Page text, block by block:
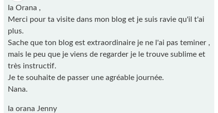
Ia Orana ,
Merci pour ta visite dans mon blog et je suis ravie qu'il t'ai
plus.
Sache que ton blog est extraordinaire je ne l'ai pas teminer ,
mais le peu que je viens de regarder je le trouve sublime et
très instructif.
Je te souhaite de passer une agréable journée.
Nana.
Ia orana Jenny